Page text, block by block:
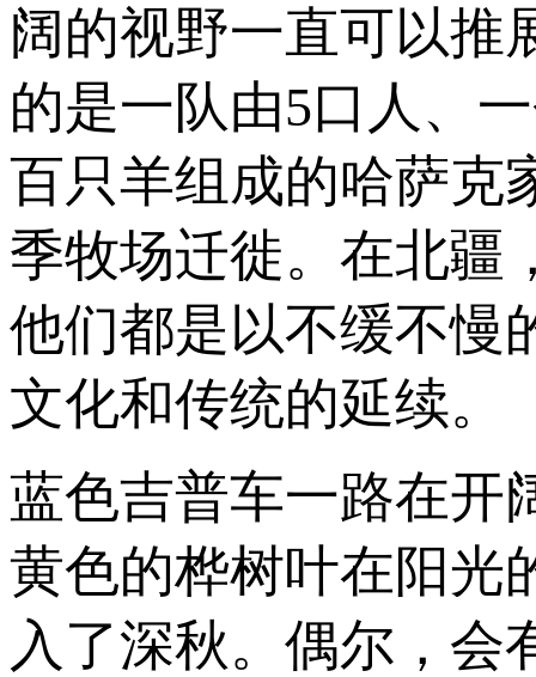
阔的视野一直可以推
的是一队由5口人、
百只羊组成的哈萨克
季牧场迁徙。在北疆
他们都是以不缓不慢
文化和传统的延续。
蓝色吉普车一路在开
黄色的桦树叶在阳光
入了深秋。偶尔，会